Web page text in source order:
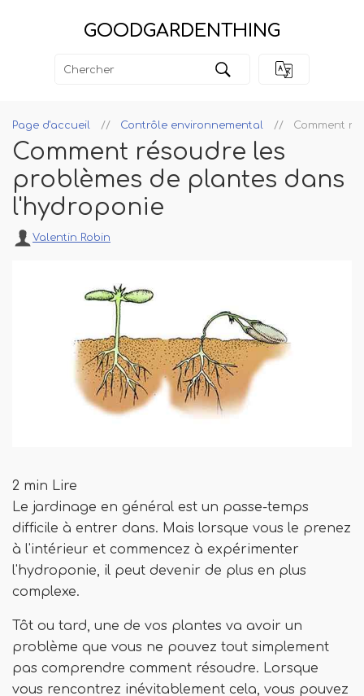
GOODGARDENTHING
Page d'accueil Contrôle environnemental Comment
Comment résoudre les
problèmes de plantes dans
l'hydroponie
Valentin Robin
2 min Lire
Le jardinage en général est un passe-temps
difficile à entrer dans. Mais lorsque vous le prenez
à l'intérieur et commencez à expérimenter
l'hydroponie, il peut devenir de plus en plus
complexe.
Tôt ou tard, une de vos plantes va avoir un
problème que vous ne pouvez tout simplement
pas comprendre comment résoudre. Lorsque
vous rencontrez inévitablement cela, vous pouvez